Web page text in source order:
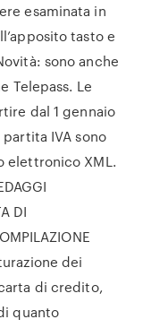
esaminata in
tasto e
sono anche
Telepass. Le
dal 1 gennaio
IVA sono
elettronico XML.
DI
dei
di credito,
quanto